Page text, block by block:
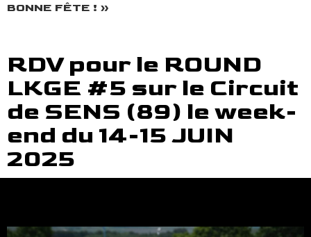
BONNE FÊTE ! »
RDV pour le ROUND
LKGE #5 sur le Circuit
de SENS (89) le week-
end du 14-15 JUIN
2025